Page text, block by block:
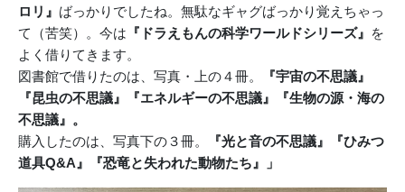
ロリ』 ばっかりでしたね。無駄なギャグばっかり覚えちゃっ
て（苦笑）。今は 『ドラえもんの科学ワールドシリーズ』 を
よく借りてきます。
図書館で借りたのは、写真・上の４冊。
『宇宙の不思議』
『昆虫の不思議』『エネルギーの不思議』『生物の源・海の
不思議』。
購入したのは、写真下の３冊。
『光と音の不思議』
『ひみつ
道具Q&A』『恐竜と失われた動物たち』」